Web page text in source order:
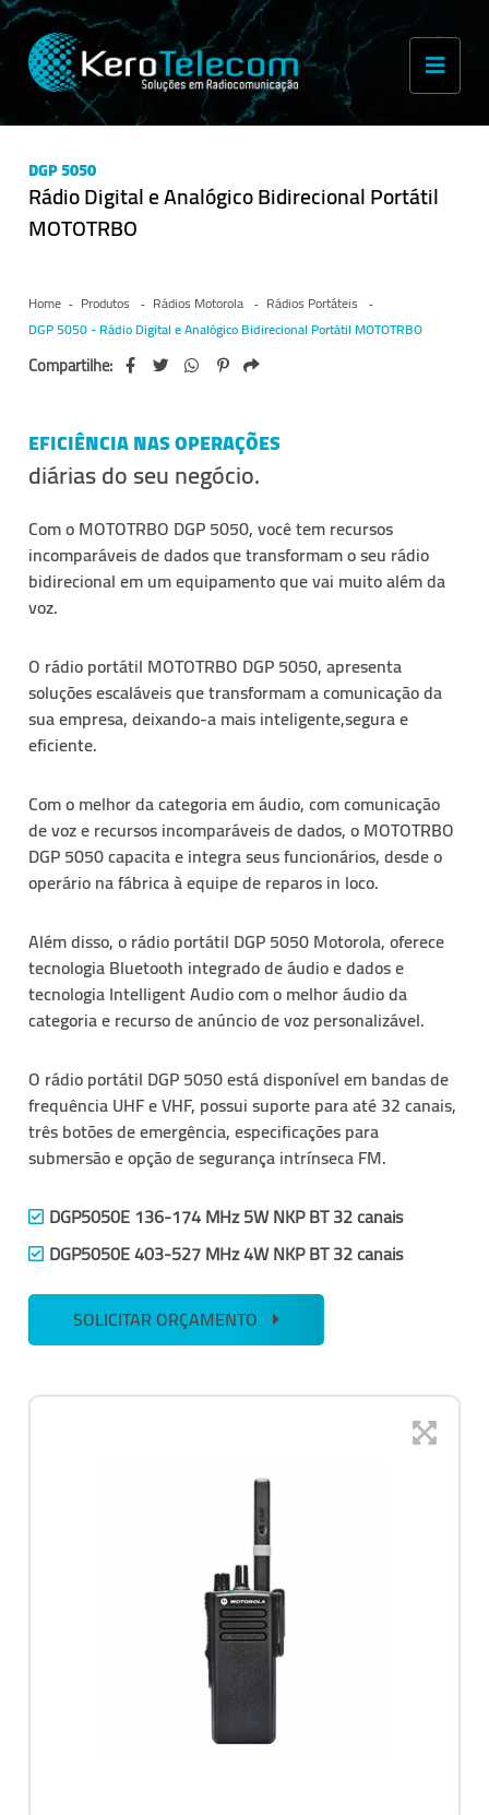
DGP 5050
Rádio Digital e Analógico Bidirecional Portátil
MOTOTRBO
Home Produtos Rádios Motorola
Rádios Portáteis
DGP 5050 - Rádio Digital e Analógico Bidirecional Portátil MOTOTRBO
Compartilhe:
EFICIÊNCIA NAS OPERAÇÕES
diárias do seu negócio.
Com oMOTOTRBO DGP 5050, você tem recursos
incomparáveis de dados que transformam o seu rádio
bidirecionalem um equipamento que vai muito além da
voz.
O rádio portátil MOTOTRBO DGP 5050, apresenta
soluções escaláveis que transformam a comunicação da
sua empresa, deixando-a mais inteligente,segura e
eficiente.
Com o melhor da categoria em áudio, com comunicação
de voz e recursos incomparáveis de dados, oMOTOTRBO
DGP 5050capacita e integra seus funcionários, desde o
operário na fábrica à equipe de reparos in loco.
Além disso, orádio portátil DGP 5050 Motorola, oferece
tecnologia Bluetooth integrado de áudio e dados e
tecnologia Intelligent Audio com o melhor áudio da
categoria e recurso de anúncio de voz personalizável.
O rádio portátil DGP 5050está disponível em bandas de
frequência UHF e VHF, possui suporte para até 32 canais,
três botões de emergência, especificações para
submersão e opção de segurança intrínseca FM.
DGP5050E 136-174 MHz 5W NKP BT 32 canais
DGP5050E 403-527 MHz 4W NKP BT 32 canais
SOLICITAR ORÇAMENTO